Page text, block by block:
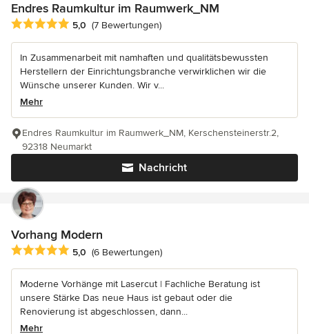
Endres Raumkultur im Raumwerk_NM
Durchschnittliche Bewertung: 5 von 5 Sternen
5,0 (7 Bewertungen)
In Zusammenarbeit mit namhaften und qualitätsbewussten
Herstellern der Einrichtungsbranche verwirklichen wir die
Wünsche unserer Kunden. Wir v...
Mehr
Nachricht
Endres Raumkultur im Raumwerk_NM, Kerschensteinerstr.2,
92318 Neumarkt
Vorhang Modern
Durchschnittliche Bewertung: 5 von 5 Sternen
5,0 (6 Bewertungen)
Moderne Vorhänge mit Lasercut | Fachliche Beratung ist
unsere Stärke Das neue Haus ist gebaut oder die
Renovierung ist abgeschlossen, dann...
Mehr